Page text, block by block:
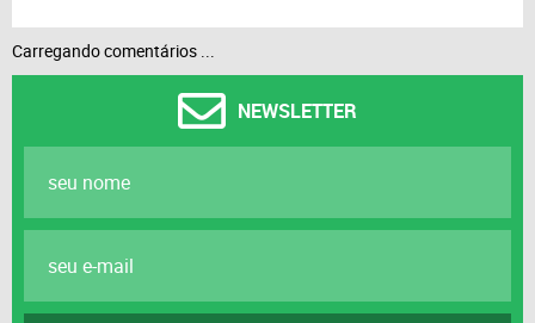
Carregando comentários ...
NEWSLETTER